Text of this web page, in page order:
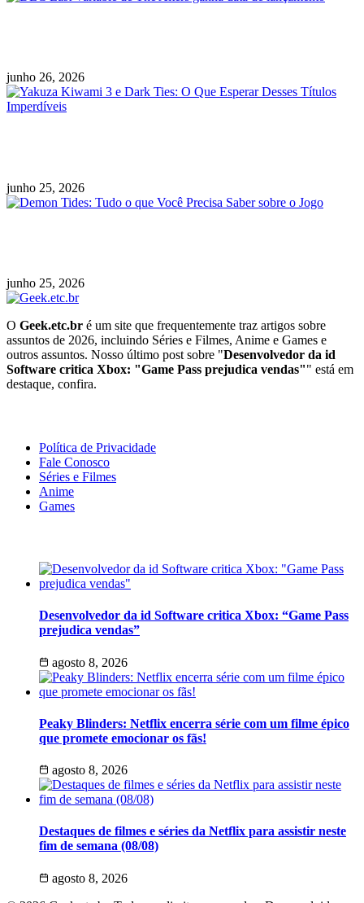
junho 26, 2026
junho 25, 2026
junho 25, 2026
O Geek.etc.br é um site que frequentemente traz artigos sobre
assuntos de 2026, incluindo Séries e Filmes, Anime e Games e
outros assuntos. Nosso último post sobre "Desenvolvedor da id
Software critica Xbox: "Game Pass prejudica vendas"" está em
destaque, confira.
Política de Privacidade
Fale Conosco
Séries e Filmes
Anime
Games
Desenvolvedor da id Software critica Xbox: “Game Pass
prejudica vendas”
agosto 8, 2026
Peaky Blinders: Netflix encerra série com um filme épico
que promete emocionar os fãs!
agosto 8, 2026
Destaques de filmes e séries da Netflix para assistir neste
fim de semana (08/08)
agosto 8, 2026